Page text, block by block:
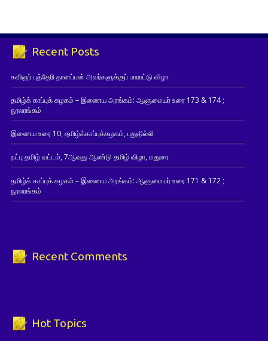
Recent Posts
கவிஞர் புத்தேரி தானப்பன் அவர்களுக்குப் பாராட்டு விழா
தமிழ்க் காப்புக் கழகம் – இணைய அரங்கம்: ஆளுமையர் உரை 173 & 174 ;
நூலரங்கம்
இணைய உரை 10, தமிழ்க்காப்புக்கழகம், புதுதில்லி
நட்பு தமிழ் வட்டம், 7ஆவது ஆண்டு தமிழ் விழா, மதுரை
தமிழ்க் காப்புக் கழகம் – இணைய அரங்கம்: ஆளுமையர் உரை 171 & 172 ;
நூலரங்கம்
Recent Comments
Hot Topics